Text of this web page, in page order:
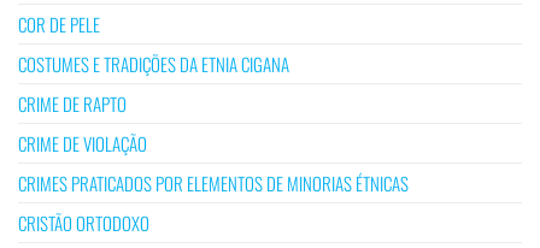
COR DE PELE
COSTUMES E TRADIÇÕES DA ETNIA CIGANA
CRIME DE RAPTO
CRIME DE VIOLAÇÃO
CRIMES PRATICADOS POR ELEMENTOS DE MINORIAS ÉTNICAS
CRISTÃO ORTODOXO